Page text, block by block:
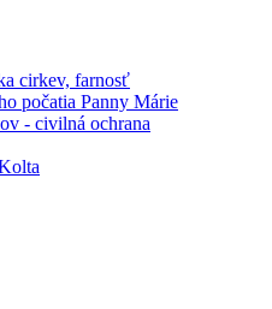
cirkev, farnosť
počatia Panny Márie
- civilná ochrana